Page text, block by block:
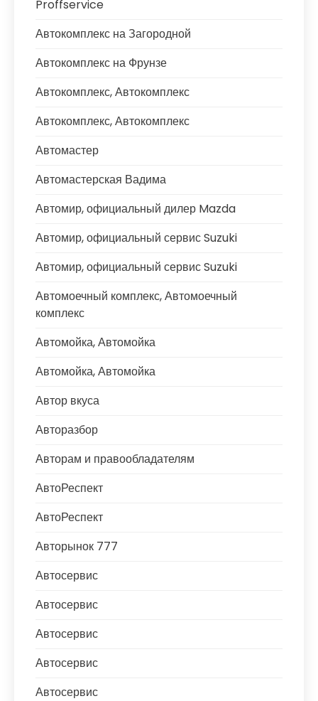
Proffservice
Автокомплекс на Загородной
Автокомплекс на Фрунзе
Автокомплекс, Автокомплекс
Автокомплекс, Автокомплекс
Автомастер
Автомастерская Вадима
Автомир, официальный дилер Mazda
Автомир, официальный сервис Suzuki
Автомир, официальный сервис Suzuki
Автомоечный комплекс, Автомоечный
комплекс
Автомойка, Автомойка
Автомойка, Автомойка
Автор вкуса
Авторазбор
Авторам и правообладателям
АвтоРеспект
АвтоРеспект
Авторынок 777
Автосервис
Автосервис
Автосервис
Автосервис
Автосервис